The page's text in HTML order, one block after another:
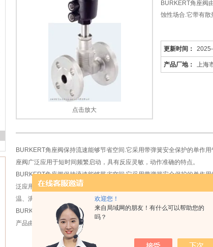
欢迎您！
来自局域网的朋友！有什么可以帮助您的
吗？
1 2
点击放大
BURKERT角座阀
蚀性场合.它带有
更新时间：
产品厂地： 上海
BURKERT角座阀保持流速能够节省空间.它采用带弹簧安全保护的单作
座阀广泛应用于短时间频繁启动，具有反应灵敏，动作准确的特点。
BURKERT角座阀保持流速能够节省空间.它采用带弹簧安全保护的单作
泛应用于短时间频繁启动，具有反应灵敏，动作准确的特点，配合电磁
温、滴加液体等要求。
BURKERT角座阀保持流速能够节省空间.它采用带弹簧安全保护的单作
产品由不锈钢铸造和聚四氟乙烯.可用于大多数气体,液体.蒸汽和腐蚀性